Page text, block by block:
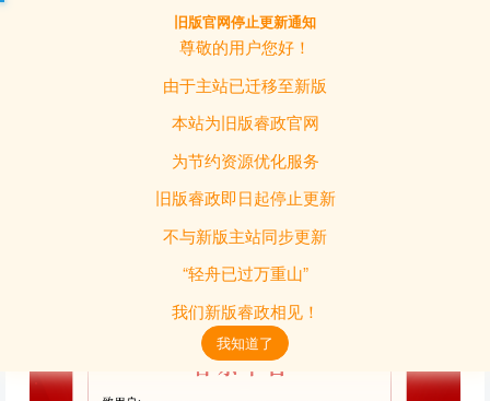
推荐
音乐平台资源调整
旧版官网停止更新通知
尊敬的用户您好！
由于主站已迁移至新版
本站为旧版睿政官网
为节约资源优化服务
旧版睿政即日起停止更新
不与新版主站同步更新
“轻舟已过万重山”
我们新版睿政相见！
我知道了